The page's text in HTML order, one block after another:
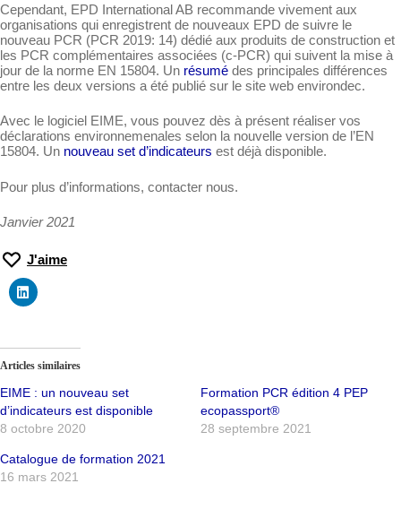
Cependant, EPD International AB recommande vivement aux
organisations qui enregistrent de nouveaux EPD de suivre le
nouveau PCR (PCR 2019: 14) dédié aux produits de construction et
les PCR complémentaires associées (c-PCR) qui suivent la mise à
jour de la norme EN 15804. Un résumé des principales différences
entre les deux versions a été publié sur le site web environdec.
Avec le logiciel EIME, vous pouvez dès à présent réaliser vos
déclarations environnemenales selon la nouvelle version de l’EN
15804. Un nouveau set d’indicateurs est déjà disponible.
Pour plus d’informations, contacter nous.
Janvier 2021
J'aime
Articles similaires
EIME : un nouveau set
d’indicateurs est disponible
8 octobre 2020
Formation PCR édition 4 PEP
ecopassport®
28 septembre 2021
Catalogue de formation 2021
16 mars 2021